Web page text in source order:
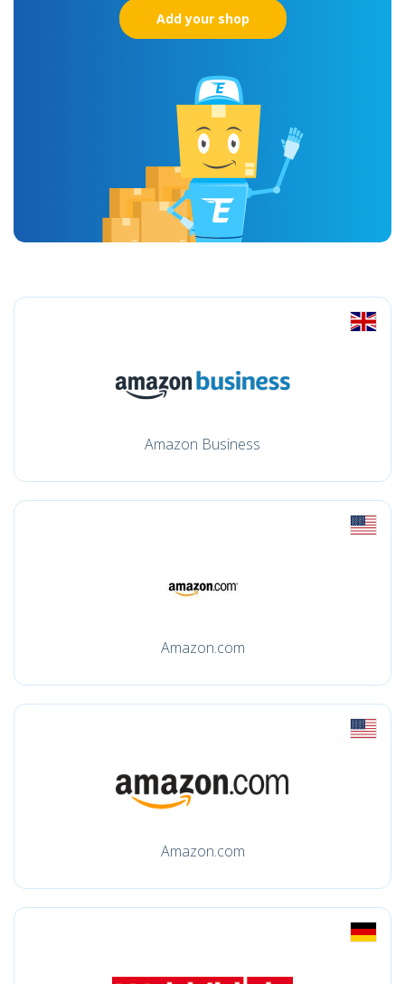
Add your shop
Amazon Business
Amazon.com
Amazon.com